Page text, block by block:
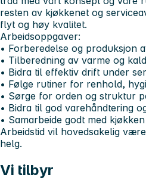
resten av kjøkkenet og
flyt og høy kvalitet.
Arbeidsoppgaver:
• Forberedelse og produksjon
• Tilberedning av varme og
• Bidra til effektiv drift under
• Følge rutiner for renhold,
• Sørge for orden og struktur
• Bidra til god varehåndtering
• Samarbeide godt med
Arbeidstid vil hovedsakelig
helg.
Vi tilbyr